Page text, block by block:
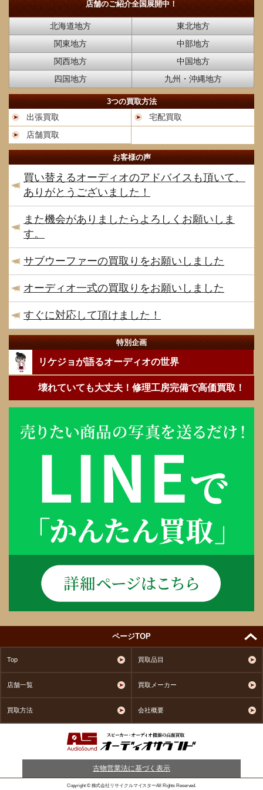
店舗のご紹介全国展開中！
北海道地方
東北地方
関東地方
中部地方
関西地方
中国地方
四国地方
九州・沖縄地方
3つの買取方法
出張買取
宅配買取
店舗買取
お客様の声
買い替えるオーディオのアドバイスも頂いて、
ありがとうございました！
また機会がありましたらよろしくお願いしま
す。
サブウーファーの買取りをお願いしました
オーディオ一式の買取りをお願いしました
すぐに対応して頂けました！
特別企画
リケジョが語るオーディオの世界
壊れていても大丈夫！修理工房完備で高価買取！
ページTOP
Top 買取品目
店舗一覧 買取メーカー
買取方法 会社概要
古物営業法に基づく表示
Copyright © 株式会社リサイクルマイスターAll Rights Reserved.